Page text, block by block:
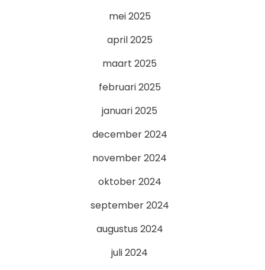
mei 2025
april 2025
maart 2025
februari 2025
januari 2025
december 2024
november 2024
oktober 2024
september 2024
augustus 2024
juli 2024